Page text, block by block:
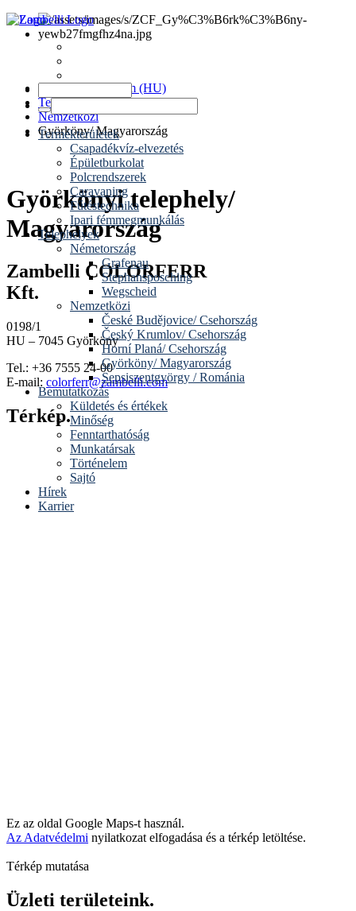
Termékterületek
Csapadékvíz-elvezetés
Épületburkolat
Polcrendszerek
Caravaning
Fűtéstechnika
Ipari fémmegmunkálás
Telephelyek
Németország
Grafenau
Stephansposching
Wegscheid
Nemzetközi
České Budějovice/ Csehország
Český Krumlov/ Csehország
Horní Planá/ Csehország
Györköny/ Magyarország
Sepsiszentgyörgy / Románia
Bemutatkozás
Küldetés és értékek
Minőség
Fenntarthatóság
Munkatársak
Történelem
Sajtó
Hírek
Karrier
www.zambelli.com (HU)
Telephelyek
Nemzetközi
Györköny/ Magyarország
Györkönyi telephely/
Magyarország
Zambelli COLORFERR
Kft.
0198/1
HU – 7045 Györköny
Tel.: +36 7555 24-00
E-mail: colorferr@zambelli.com
Térkép.
Ez az oldal Google Maps-t használ.
Az Adatvédelmi nyilatkozat elfogadása és a térkép letöltése.
Térkép mutatása
Üzleti területeink.